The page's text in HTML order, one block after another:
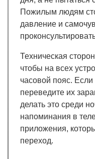
Пожилым людям
давление и
Техническая
чтобы на всех
часовой пояс.
переведите их
делать это среди
напоминания в
приложения,
переход.